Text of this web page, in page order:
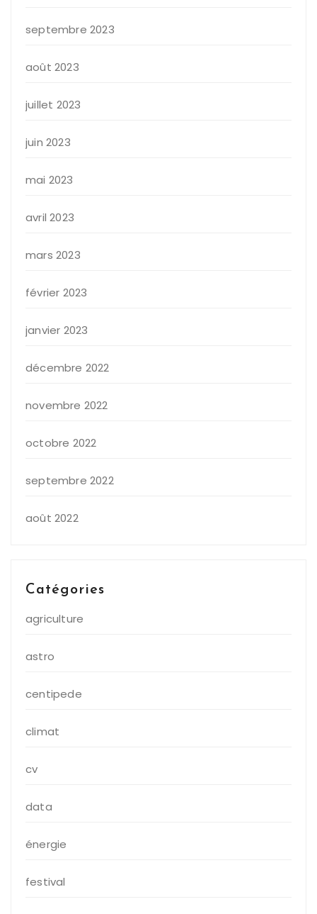
septembre 2023
août 2023
juillet 2023
juin 2023
mai 2023
avril 2023
mars 2023
février 2023
janvier 2023
décembre 2022
novembre 2022
octobre 2022
septembre 2022
août 2022
Catégories
agriculture
astro
centipede
climat
cv
data
énergie
festival